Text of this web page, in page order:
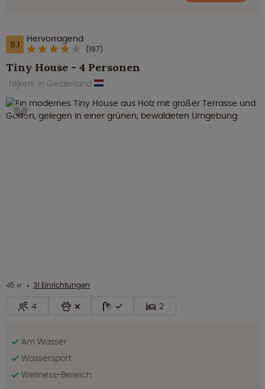
8.1 Hervorragend
(197)
Tiny House - 4 Personen
Nijkerk in Gelderland
45 ㎡ 31 Einrichtungen
4 2
Am Wasser
Wassersport
Wellness-Bereich